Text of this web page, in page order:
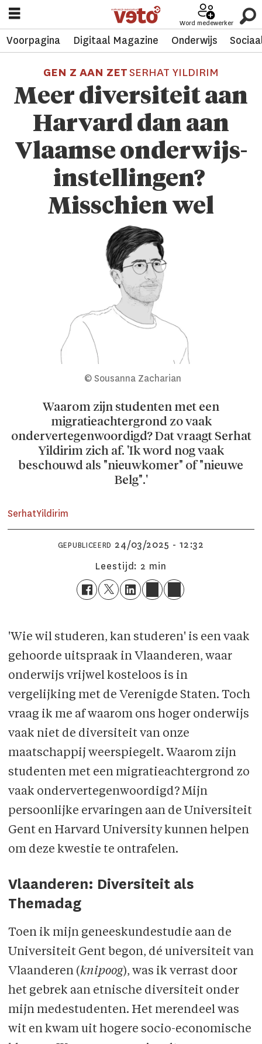
Word medewerker
Voorpagina Digitaal Magazine Onderwijs
GEN Z AAN ZETSERHAT YILDIRIM
Meer diversiteit aan
Harvard dan aan
Vlaamse onderwijs­
instel­lin­gen?
Misschien wel
© Sousanna Zacharian
Waarom zijn studenten met een
migratieachtergrond zo vaak
ondervertegenwoordigd? Dat vraagt Serhat
Yildirim zich af. 'Ik word nog vaak
beschouwd als "nieuwkomer" of "nieuwe
Belg".'
SerhatYildirim
GEPUBLICEERD
24/03/2025 - 12:32
Leestijd: 2 min
'Wie wil studeren, kan studeren' is een vaak
gehoorde uitspraak in Vlaanderen, waar
onder­wijs vrijwel kosteloos is in
vergelijking met de Verenigde Staten. Toch
vraag ik me af waar­om ons hoger onderwijs
vaak niet de diversiteit van onze
maatschappij weerspiegelt. Waar­om zijn
studenten met een migratieachtergrond zo
vaak ondervertegenwoordigd? Mijn
persoonlijke ervaringen aan de Universiteit
Gent en Harvard University kunnen helpen
om deze kwestie te ontrafelen.
Vlaanderen: Diversiteit als
Themadag
Toen ik mijn geneeskundestudie aan de
Universiteit Gent begon, dé universiteit van
Vlaanderen (knipoog), was ik verrast door
het gebrek aan etnische diversiteit onder
mijn medestudenten. Het merendeel was
wit en kwam uit hogere socio-economische